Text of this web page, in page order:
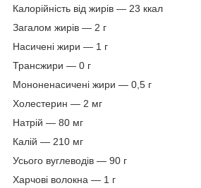
Калорійність від жирів — 23 ккал
Загалом жирів — 2 г
Насичені жири — 1 г
Трансжири — 0 г
Мононенасичені жири — 0,5 г
Холестерин — 2 мг
Натрій — 80 мг
Калій — 210 мг
Усього вуглеводів — 90 г
Харчові волокна — 1 г